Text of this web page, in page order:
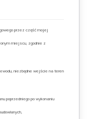
przez część mojej
miejscu, zgodnie z
niezbędne wejście na teren
poprzedniego po wykonaniu